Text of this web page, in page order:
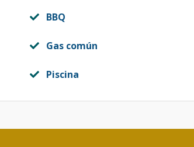
BBQ
Gas común
Piscina